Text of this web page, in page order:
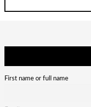
First name or full name